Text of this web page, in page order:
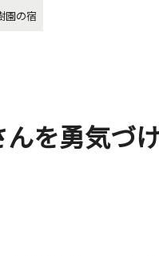
園の宿
んを勇気づ